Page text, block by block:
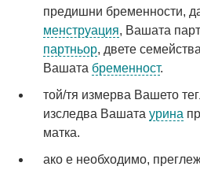
предишни бременности,
менструация, Вашата
партньор, двете
Вашата бременност.
той/тя измерва Вашето
изследва Вашата урина
матка.
ако е необходимо,